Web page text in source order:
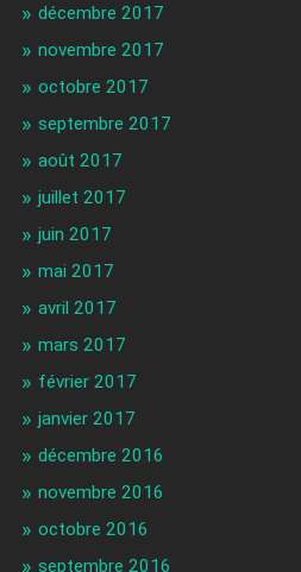
décembre 2017
novembre 2017
octobre 2017
septembre 2017
août 2017
juillet 2017
juin 2017
mai 2017
avril 2017
mars 2017
février 2017
janvier 2017
décembre 2016
novembre 2016
octobre 2016
septembre 2016